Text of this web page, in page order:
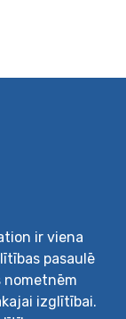
ir viena
pasaulē
nometnēm
izglītībai.